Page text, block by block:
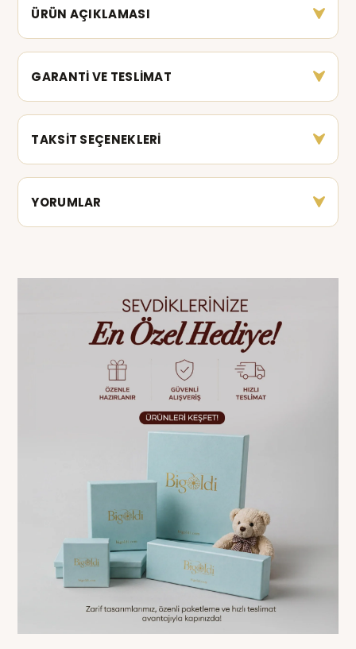
ÜRÜN AÇIKLAMASI
GARANTİ VE TESLİMAT
TAKSİT SEÇENEKLERİ
YORUMLAR